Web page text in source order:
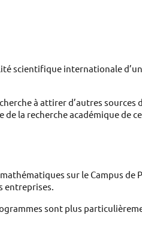
scientifique internationale
à attirer d’autres sources
la recherche académique de
sur le Campus de
entreprises.